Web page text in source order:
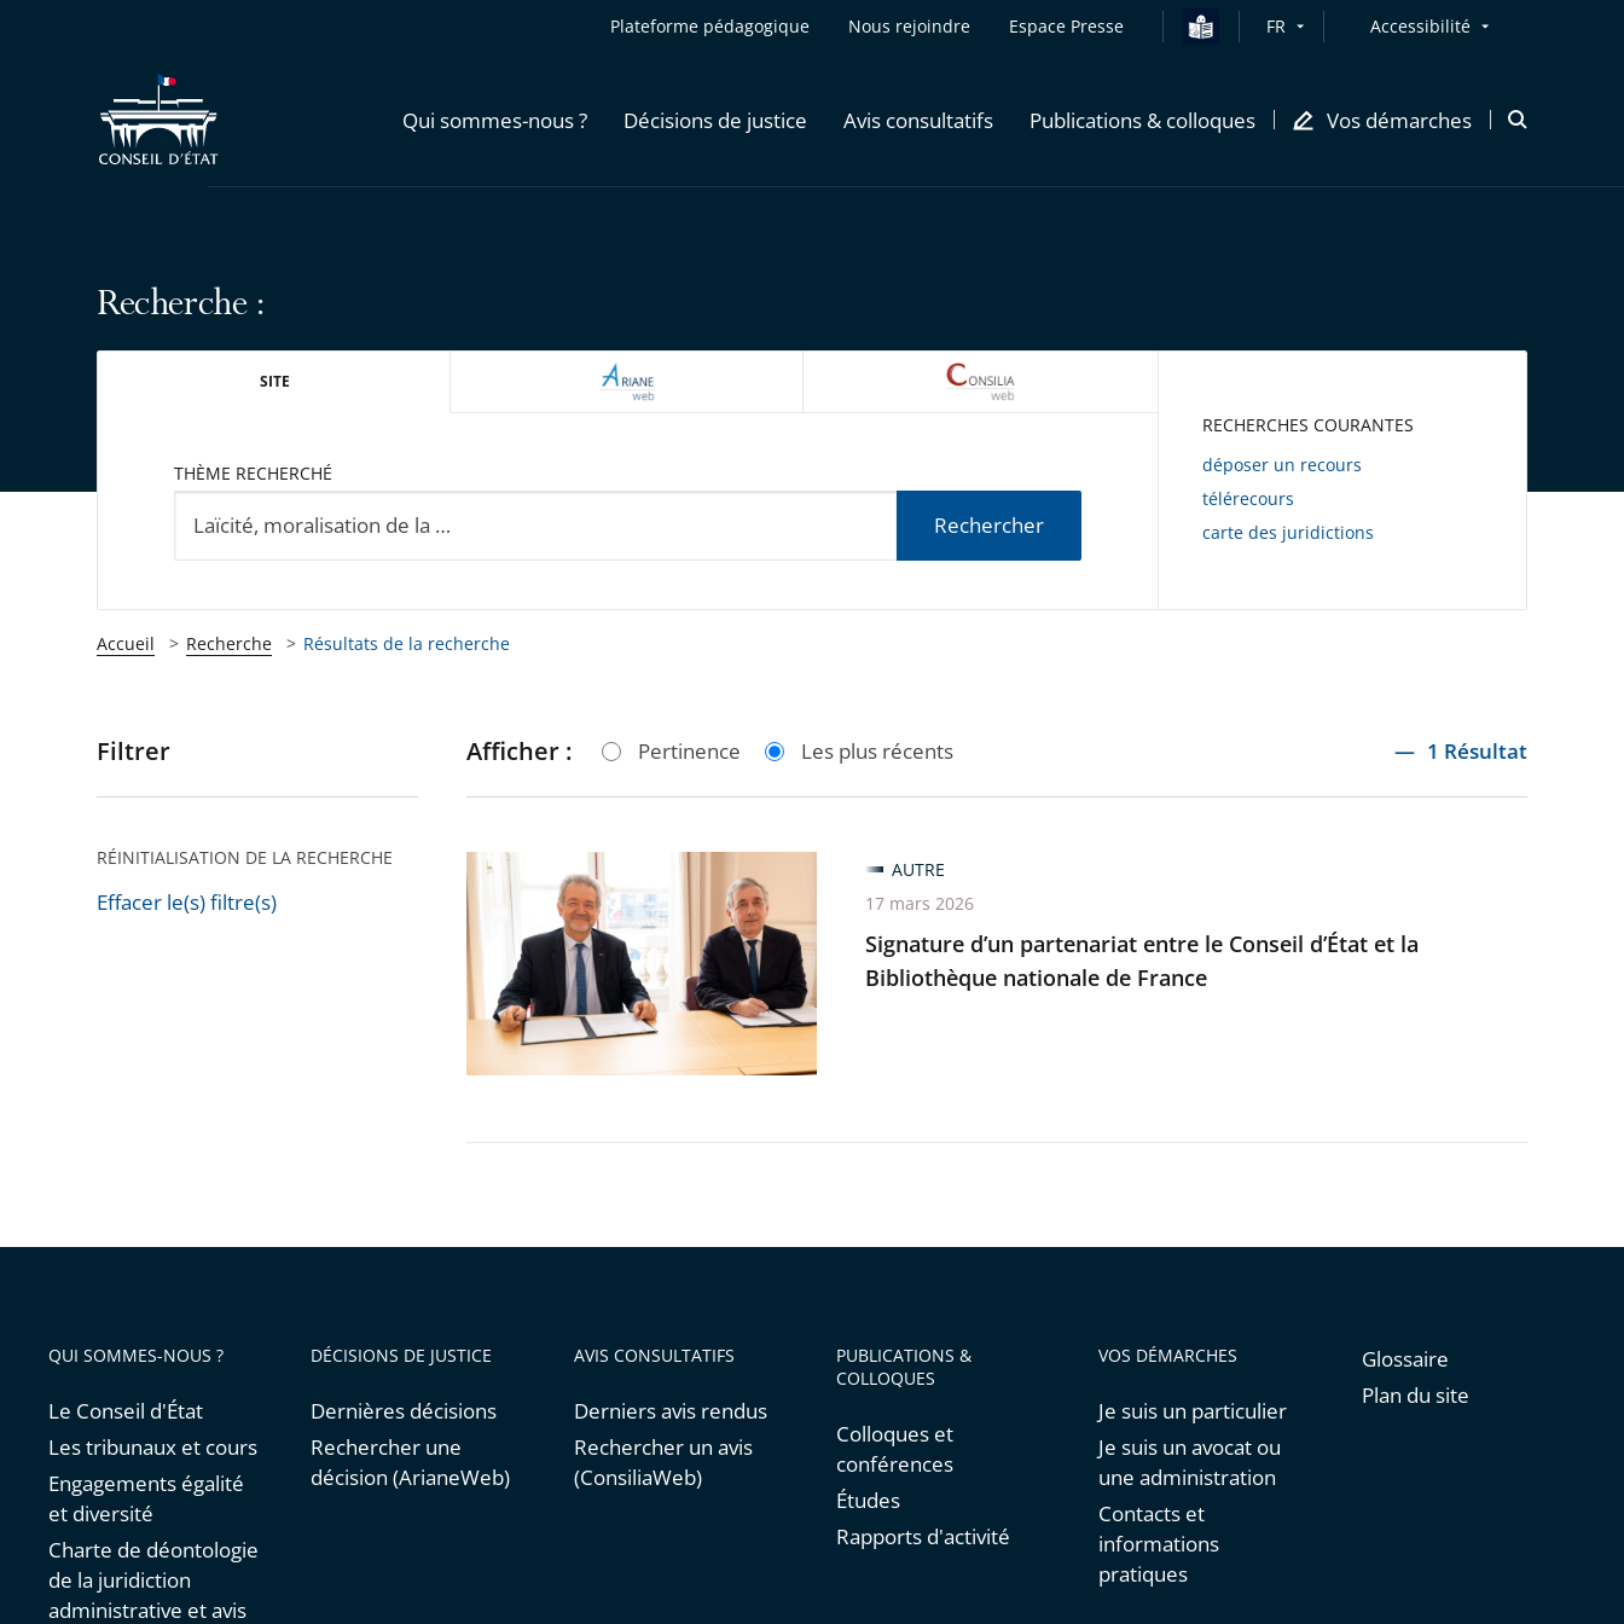
Plateforme pédagogique Nous rejoindre Espace Presse FR Accessibilité
Qui sommes-nous ? Décisions de justice Avis consultatifs Publications & colloques Vos démarches
Ouvrir
Recherche :
SITE ARIANEWEB
THÈME RECHERCHÉ
Rechercher
RECHERCHES COURANTES
déposer un recours
télérecours
carte des juridictions
Accueil Recherche Résultats de la recherche
Passer
pour
après
Filtrer
RÉINITIALISATION DE LA RECHERCHE
Effacer le(s) filtre(s)
Afficher : Pertinence Les plus récents 1 Résultat
Signature
d’un
partenariat
entre
le
Conseil
d’État
Signature d’un partenariat entre le Conseil d’État et la
Bibliothèque nationale de France
AUTRE
17 mars 2026
QUI SOMMES-NOUS ?
Le Conseil d'État
Les tribunaux et cours
Engagements égalité
et diversité
Charte de déontologie
de la juridiction
administrative et avis
DÉCISIONS DE JUSTICE
Dernières décisions
Rechercher une
décision (ArianeWeb)
AVIS CONSULTATIFS
Derniers avis rendus
Rechercher un avis
(ConsiliaWeb)
PUBLICATIONS &
COLLOQUES
Colloques et
conférences
Études
Rapports d'activité
VOS DÉMARCHES
Je suis un particulier
Je suis un avocat ou
une administration
Contacts et
informations
pratiques
Glossaire
Plan du site